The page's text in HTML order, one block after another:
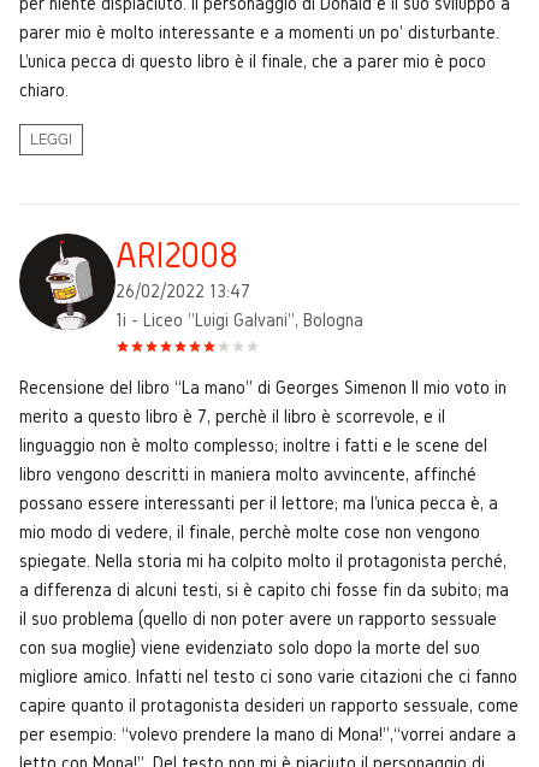
parer mio è molto interessante e a momenti un po' disturbante.
L'unica pecca di questo libro è il finale, che a parer mio è poco
chiaro.
LEGGI
ARI2008
26/02/2022 13:47
1i - Liceo "Luigi Galvani", Bologna
Recensione del libro “La mano” di Georges Simenon Il mio voto in
merito a questo libro è 7, perchè il libro è scorrevole, e il
linguaggio non è molto complesso; inoltre i fatti e le scene del
libro vengono descritti in maniera molto avvincente, affinché
possano essere interessanti per il lettore; ma l'unica pecca è, a
mio modo di vedere, il finale, perchè molte cose non vengono
spiegate. Nella storia mi ha colpito molto il protagonista perché,
a differenza di alcuni testi, si è capito chi fosse fin da subito; ma
il suo problema (quello di non poter avere un rapporto sessuale
con sua moglie) viene evidenziato solo dopo la morte del suo
migliore amico. Infatti nel testo ci sono varie citazioni che ci fanno
capire quanto il protagonista desideri un rapporto sessuale, come
per esempio: “volevo prendere la mano di Mona!”,“vorrei andare a
letto con Mona!”. Del testo non mi è piaciuto il personaggio di